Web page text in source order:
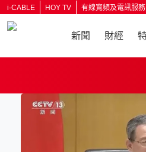
i-CABLE HOY TV 有線寬頻及電訊服務
新聞 財經